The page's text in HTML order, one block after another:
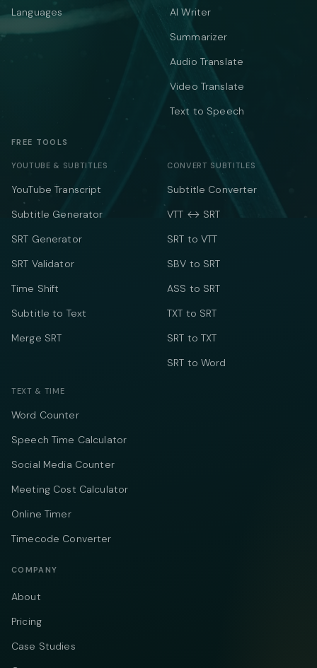
Languages
AI Writer
Summarizer
Audio Translate
Video Translate
Text to Speech
FREE TOOLS
YOUTUBE & SUBTITLES
YouTube Transcript
Subtitle Generator
SRT Generator
SRT Validator
Time Shift
Subtitle to Text
Merge SRT
CONVERT SUBTITLES
Subtitle Converter
VTT ↔ SRT
SRT to VTT
SBV to SRT
ASS to SRT
TXT to SRT
SRT to TXT
SRT to Word
TEXT & TIME
Word Counter
Speech Time Calculator
Social Media Counter
Meeting Cost Calculator
Online Timer
Timecode Converter
COMPANY
About
Pricing
Case Studies